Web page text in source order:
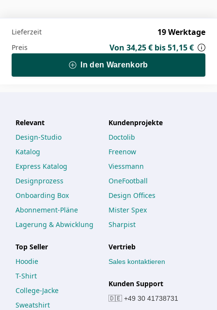
Lieferzeit 19 Werktage
Preis Von 34,25 € bis51,15 €
In den Warenkorb
Relevant
Design-Studio
Katalog
Express Katalog
Designprozess
Onboarding Box
Abonnement-Pläne
Lagerung & Abwicklung
Kundenprojekte
Doctolib
Freenow
Viessmann
OneFootball
Design Offices
Mister Spex
Sharpist
Top Seller
Hoodie
T-Shirt
College-Jacke
Sweatshirt
Vertrieb
Sales kontaktieren
Kunden Support
🇩🇪 +49 30 41738731